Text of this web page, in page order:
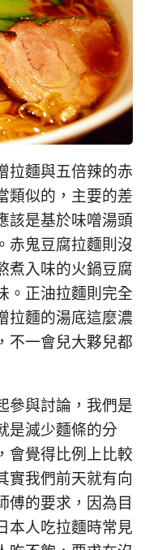
拉麵與五倍辣的赤
類似的，主要的差
該是基於味噌湯頭
赤鬼豆腐拉麵則沒
煮入味的火鍋豆腐
。正油拉麵則完全
拉麵的湯底這麼濃
不一會兒大夥兒都
參與討論，我們是
是減少麵條的分
會覺得比例上比較
實我們前天就有向
傅的要求，因為目
本人吃拉麵時常見